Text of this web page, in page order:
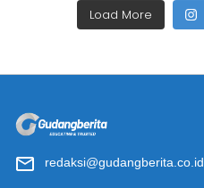
Load More
redaksi@gudangberita.co.id